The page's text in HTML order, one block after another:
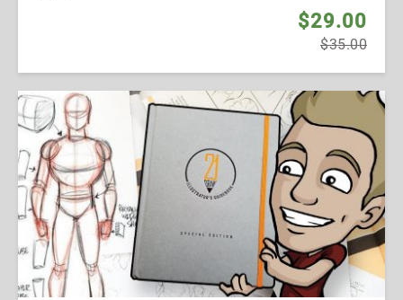
$29.00
$35.00